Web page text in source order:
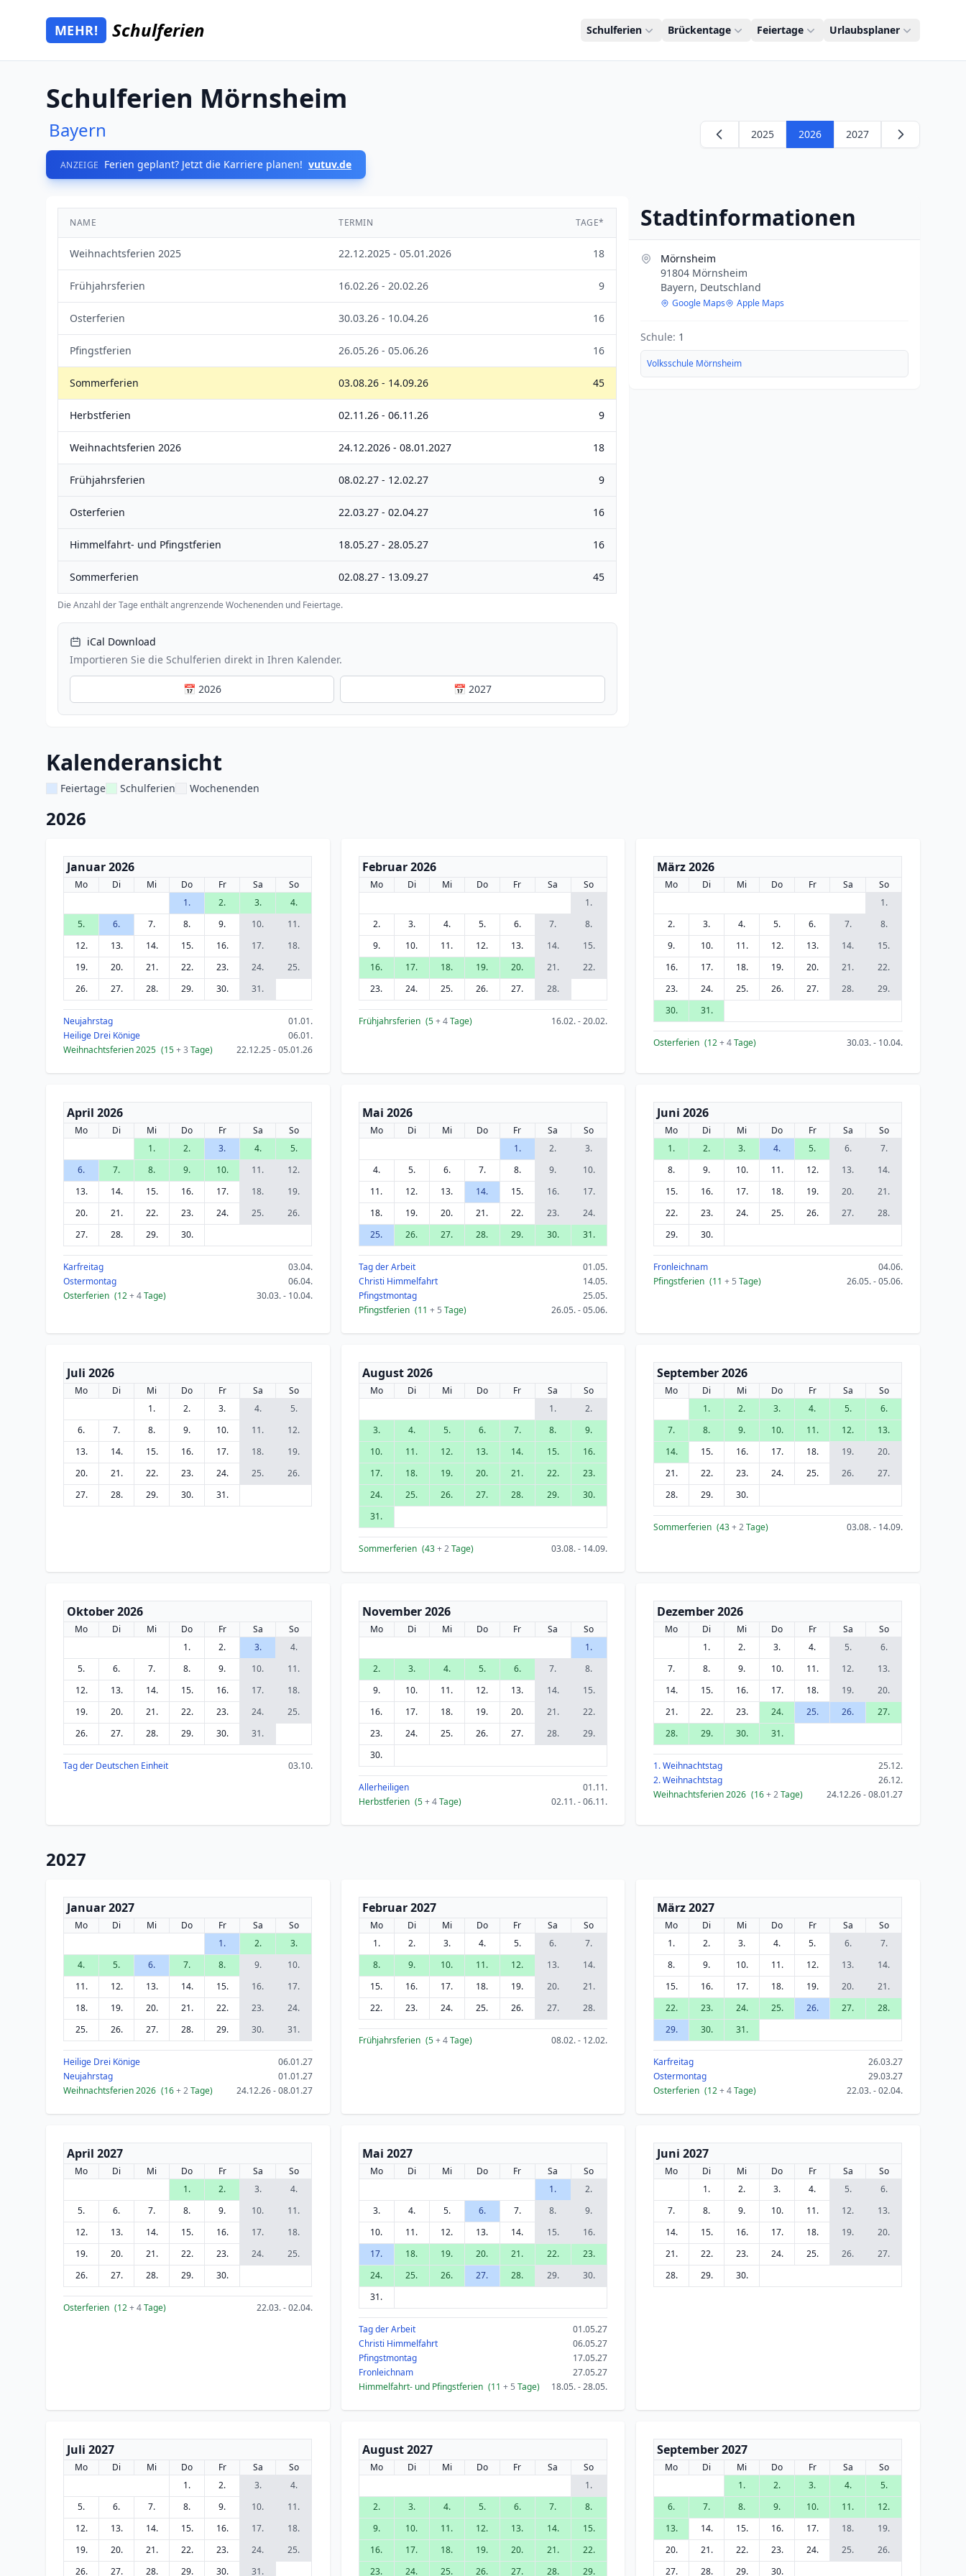
Zum Hauptinhalt springen
Mehr Schulferien
MEHR! Schulferien Schulferien Brückentage Feiertage Urlaubsplaner
Schulferien Mörnsheim
Bayern
ANZEIGE Ferien geplant? Jetzt die Karriere planen! vutuv.de
2025 2026 2027
NAME TERMIN TAGE*
Weihnachtsferien 2025 22.12.2025 - 05.01.2026 18
Frühjahrsferien 16.02.26 - 20.02.26 9
Osterferien 30.03.26 - 10.04.26 16
Pfingstferien 26.05.26 - 05.06.26 16
Sommerferien 03.08.26 - 14.09.26 45
Herbstferien 02.11.26 - 06.11.26 9
Weihnachtsferien 2026 24.12.2026 - 08.01.2027 18
Frühjahrsferien 08.02.27 - 12.02.27 9
Osterferien 22.03.27 - 02.04.27 16
Himmelfahrt- und Pfingstferien 18.05.27 - 28.05.27 16
Sommerferien 02.08.27 - 13.09.27 45
Die Anzahl der Tage enthält angrenzende Wochenenden und Feiertage.
iCal Download
Importieren Sie die Schulferien direkt in Ihren Kalender.
📅 2026 📅 2027
Stadtinformationen
Mörnsheim
91804 Mörnsheim
Bayern, Deutschland
Google Maps Apple Maps
Schule: 1
Volksschule Mörnsheim
Kalenderansicht
Feiertage Schulferien Wochenenden
2026
Januar 2026
Mo Di Mi Do Fr Sa
So
1.
2. 3.
4.
5.
6. 7. 8. 9. 10.
11.
12.
13. 14. 15. 16. 17.
18.
19.
20. 21. 22. 23. 24.
25.
26.
27. 28. 29. 30. 31.
Neujahrstag
01.01.
Heilige Drei Könige
06.01.
Weihnachtsferien 2025 (15+ 3 Tage) 22.12.25 - 05.01.26
Februar 2026
Mo Di Mi Do Fr Sa
So
1.
2.
3. 4. 5. 6. 7.
8.
9.
10. 11. 12. 13. 14.
15.
16.
17. 18. 19. 20. 21.
22.
23.
24. 25. 26. 27. 28.
Frühjahrsferien (5+ 4Tage) 16.02. - 20.02.
März 2026
Mo Di Mi Do Fr Sa
So
1.
2.
3. 4. 5. 6. 7.
8.
9.
10. 11. 12. 13. 14.
15.
16.
17. 18. 19. 20. 21.
22.
23.
24. 25. 26. 27. 28.
29.
30.
31.
Osterferien (12+ 4Tage) 30.03. - 10.04.
April 2026
Mo Di Mi Do Fr Sa
So
1.
2. 3. 4.
5.
6.
7. 8. 9. 10. 11.
12.
13.
14. 15. 16. 17. 18.
19.
20.
21. 22. 23. 24. 25.
26.
27.
28. 29. 30.
Karfreitag
03.04.
Ostermontag
06.04.
Osterferien (12+ 4Tage) 30.03. - 10.04.
Mai 2026
Mo Di Mi Do Fr Sa
So
1.
2.
3.
4.
5. 6. 7. 8. 9.
10.
11.
12. 13. 14. 15. 16.
17.
18.
19. 20. 21. 22. 23.
24.
25.
26. 27. 28. 29. 30. 31.
Tag der Arbeit
01.05.
Christi Himmelfahrt
14.05.
Pfingstmontag
25.05.
Pfingstferien (11 + 5 Tage) 26.05. - 05.06.
Juni 2026
Mo Di Mi Do Fr Sa
So
1.
2. 3. 4. 5. 6.
7.
8.
9. 10. 11. 12. 13.
14.
15.
16. 17. 18. 19. 20.
21.
22.
23. 24. 25. 26. 27.
28.
29.
30.
Fronleichnam
04.06.
Pfingstferien (11+ 5 Tage) 26.05. - 05.06.
Juli 2026
Mo Di Mi Do Fr Sa
So
1.
2. 3. 4.
5.
6.
7. 8. 9. 10. 11.
12.
13.
14. 15. 16. 17. 18.
19.
20.
21. 22. 23. 24. 25.
26.
27.
28. 29. 30. 31.
August 2026
Mo Di Mi Do Fr Sa
So
1.
2.
3.
4. 5. 6. 7. 8.
9.
10.
11. 12. 13. 14. 15.
16.
17.
18. 19. 20. 21. 22.
23.
24.
25. 26. 27. 28. 29.
30.
31.
Sommerferien (43+ 2Tage) 03.08. - 14.09.
September 2026
Mo Di Mi Do Fr Sa
So
1.
2. 3. 4. 5.
6.
7.
8. 9. 10. 11. 12.
13.
14.
15. 16. 17. 18. 19.
20.
21.
22. 23. 24. 25. 26.
27.
28.
29. 30.
Sommerferien (43+ 2Tage) 03.08. - 14.09.
Oktober 2026
Mo Di Mi Do Fr Sa
So
1.
2. 3.
4.
5.
6. 7. 8. 9. 10.
11.
12.
13. 14. 15. 16. 17.
18.
19.
20. 21. 22. 23. 24.
25.
26.
27. 28. 29. 30. 31.
Tag der Deutschen Einheit 03.10.
November 2026
Mo Di Mi Do Fr Sa
So
1.
2.
3. 4. 5. 6. 7.
8.
9.
10. 11. 12. 13. 14.
15.
16.
17. 18. 19. 20. 21.
22.
23.
24. 25. 26. 27. 28.
29.
30.
Allerheiligen
01.11.
Herbstferien (5+ 4Tage) 02.11. - 06.11.
Dezember 2026
Mo Di Mi Do Fr Sa
So
1.
2. 3. 4. 5.
6.
7.
8. 9. 10. 11. 12.
13.
14.
15. 16. 17. 18. 19.
20.
21.
22. 23. 24. 25. 26.
27.
28.
29. 30. 31.
1. Weihnachtstag
25.12.
2. Weihnachtstag
26.12.
Weihnachtsferien 2026 (16+ 2Tage) 24.12.26 - 08.01.27
2027
Januar 2027
Mo Di Mi Do Fr Sa
So
1.
2.
3.
4.
5. 6. 7. 8. 9.
10.
11.
12. 13. 14. 15. 16.
17.
18.
19. 20. 21. 22. 23.
24.
25.
26. 27. 28. 29. 30. 31.
Heilige Drei Könige
06.01.27
Neujahrstag
01.01.27
Weihnachtsferien 2026 (16+ 2Tage) 24.12.26 - 08.01.27
Februar 2027
Mo Di Mi Do Fr Sa
So
1.
2. 3. 4. 5. 6.
7.
8.
9. 10. 11. 12. 13.
14.
15.
16. 17. 18. 19. 20.
21.
22.
23. 24. 25. 26. 27. 28.
Frühjahrsferien (5+ 4Tage) 08.02. - 12.02.
März 2027
Mo Di Mi Do Fr Sa
So
1.
2. 3. 4. 5. 6.
7.
8.
9. 10. 11. 12. 13.
14.
15.
16. 17. 18. 19. 20.
21.
22.
23. 24. 25. 26. 27.
28.
29.
30. 31.
Karfreitag
26.03.27
Ostermontag
29.03.27
Osterferien (12+ 4Tage) 22.03. - 02.04.
April 2027
Mo Di Mi Do Fr Sa
So
1.
2. 3.
4.
5.
6. 7. 8. 9. 10.
11.
12.
13. 14. 15. 16. 17.
18.
19.
20. 21. 22. 23. 24.
25.
26.
27. 28. 29. 30.
Osterferien (12+ 4Tage) 22.03. - 02.04.
Mai 2027
Mo Di Mi Do Fr Sa
So
1.
2.
3.
4. 5. 6. 7. 8.
9.
10.
11. 12. 13. 14. 15.
16.
17.
18. 19. 20. 21. 22.
23.
24.
25. 26. 27. 28. 29.
30.
31.
Tag der Arbeit
01.05.27
Christi Himmelfahrt
06.05.27
Pfingstmontag
17.05.27
Fronleichnam
27.05.27
Himmelfahrt- und Pfingstferien (11 + 5 Tage) 18.05. - 28.05.
Juni 2027
Mo Di Mi Do Fr Sa
So
1.
2. 3. 4. 5.
6.
7.
8. 9. 10. 11. 12.
13.
14.
15. 16. 17. 18. 19.
20.
21.
22. 23. 24. 25. 26.
27.
28.
29. 30.
Juli 2027
Mo Di Mi Do Fr Sa
So
1.
2. 3.
4.
5.
6. 7. 8. 9. 10.
11.
12.
13. 14. 15. 16. 17.
18.
19.
20. 21. 22. 23. 24.
25.
26.
27. 28. 29. 30. 31.
August 2027
Mo Di Mi Do Fr Sa
So
1.
2.
3. 4. 5. 6. 7.
8.
9.
10. 11. 12. 13. 14.
15.
16.
17. 18. 19. 20. 21.
22.
23.
24. 25. 26. 27. 28. 29.
September 2027
Mo Di Mi Do Fr Sa
So
1.
2. 3. 4.
5.
6.
7. 8. 9. 10. 11.
12.
13.
14. 15. 16. 17. 18.
19.
20.
21. 22. 23. 24. 25.
26.
27.
28. 29. 30.